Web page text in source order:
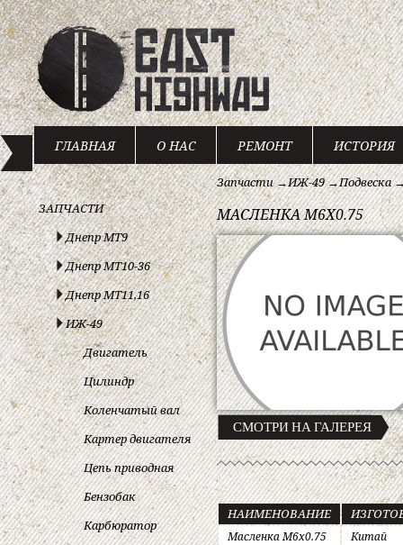
ГЛАВНАЯ О НАС РЕМОНТ ИСТОРИЯ
ЗАПЧАСТИ
Днепр МТ9
Днепр МТ10-36
Днепр МТ11,16
ИЖ-49
Двигатель
Цилиндр
Коленчатый вал
Картер двигателя
Цепь приводная
Бензобак
Карбюратор
Запчасти→ИЖ-49→Подвеска
МАСЛЕНКА M6X0.75
СМОТРИ НА ГАЛЕРЕЯ
НАИМЕНОВАНИЕ
Масленка M6x0.75 Китай